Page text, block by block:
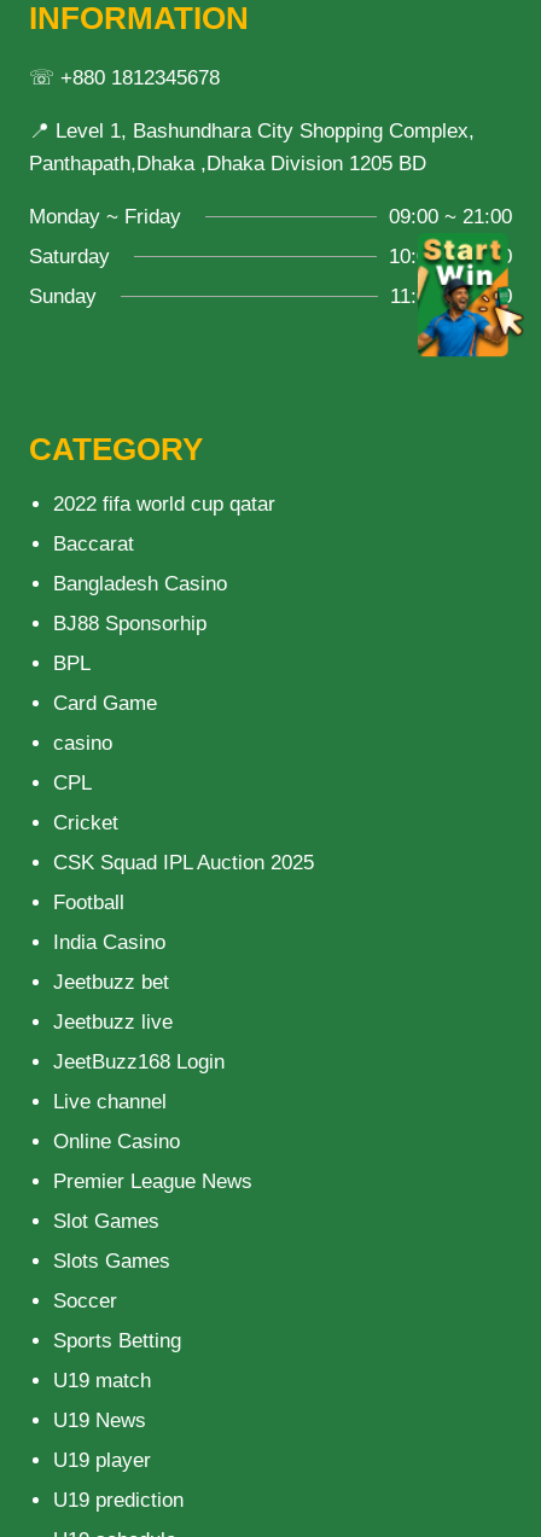
INFORMATION
☏ +880 1812345678
📍 Level 1, Bashundhara City Shopping Complex,
Panthapath,Dhaka ,Dhaka Division 1205 BD
Monday ~ Friday
09:00 ~ 21:00
Saturday
10:00 ~ 18:00
Sunday
11:00 ~ 20:00
CATEGORY
2022 fifa world cup qatar
Baccarat
Bangladesh Casino
BJ88 Sponsorhip
BPL
Card Game
casino
CPL
Cricket
CSK Squad IPL Auction 2025
Football
India Casino
Jeetbuzz bet
Jeetbuzz live
JeetBuzz168 Login
Live channel
Online Casino
Premier League News
Slot Games
Slots Games
Soccer
Sports Betting
U19 match
U19 News
U19 player
U19 prediction